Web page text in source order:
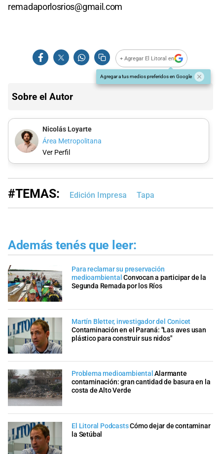
remadaporlosrios@gmail.com
+ Agregar El Litoral en
Agregar a tus medios preferidos en Google
Sobre el Autor
Nicolás Loyarte
Área Metropolitana
Ver Perfil
#TEMAS: Edición Impresa Tapa
Además tenés que leer:
Para reclamar su preservación
medioambiental Convocan a participar de la
Segunda Remada por los Ríos
Martín Bletter, investigador del Conicet
Contaminación en el Paraná: "Las aves usan
plástico para construir sus nidos"
Problema medioambiental Alarmante
contaminación: gran cantidad de basura en la
costa de Alto Verde
El Litoral PodcastsCómo dejar de contaminar
la Setúbal